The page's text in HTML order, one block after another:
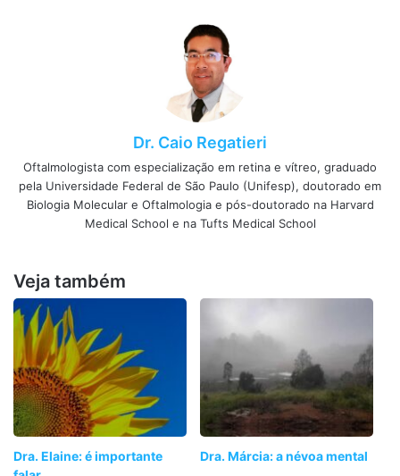
Dr. Caio Regatieri
Oftalmologista com especialização em retina e vítreo, graduado
pela Universidade Federal de São Paulo (Unifesp), doutorado em
Biologia Molecular e Oftalmologia e pós-doutorado na Harvard
Medical School e na Tufts Medical School
Veja também
Dra. Elaine: é importante
Dra. Márcia: a névoa mental